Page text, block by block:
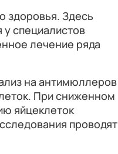
здоровья. Здесь
специалистов
лечение ряда
на антимюллеров
При сниженном
яйцеклеток
проводят